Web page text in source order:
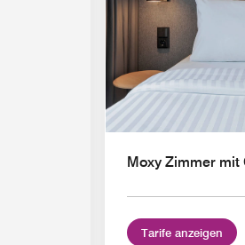
Moxy Zimmer mit
Tarife anzeigen